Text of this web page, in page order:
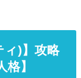
)】攻略
】